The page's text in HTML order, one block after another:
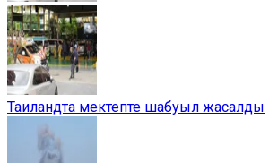
Таиландта мектепте шабуыл жасалды